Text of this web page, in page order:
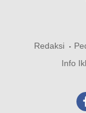
Redaksi
Info